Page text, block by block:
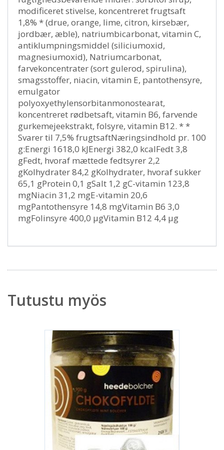
modificeret stivelse, koncentreret frugtsaft
1,8% * (drue, orange, lime, citron, kirsebær,
jordbær, æble), natriumbicarbonat, vitamin C,
antiklumpningsmiddel (siliciumoxid,
magnesiumoxid), Natriumcarbonat,
farvekoncentrater (sort gulerod, spirulina),
smagsstoffer, niacin, vitamin E, pantothensyre,
emulgator
polyoxyethylensorbitanmonostearat,
koncentreret rødbetsaft, vitamin B6, farvende
gurkemejeekstrakt, folsyre, vitamin B12. * *
Svarer til 7,5% frugtsaftNæringsindhold pr. 100
g:Energi 1618,0 kJEnergi 382,0 kcalFedt 3,8
gFedt, hvoraf mættede fedtsyrer 2,2
gKolhydrater 84,2 gKolhydrater, hvoraf sukker
65,1 gProtein 0,1 gSalt 1,2 gC-vitamin 123,8
mgNiacin 31,2 mgE-vitamin 20,6
mgPantothensyre 14,8 mgVitamin B6 3,0
mgFolinsyre 400,0 μgVitamin B12 4,4 μg
Tutustu myös